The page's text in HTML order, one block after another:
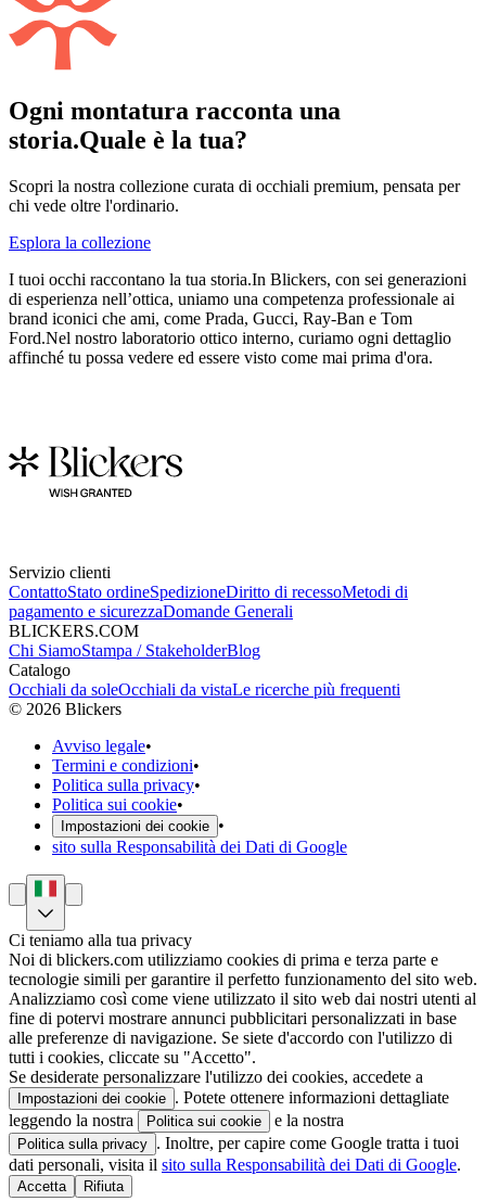
Ogni montatura racconta una
storia.Quale è la tua?
Scopri la nostra collezione curata di occhiali premium, pensata per
chi vede oltre l'ordinario.
Esplora la collezione
I tuoi occhi raccontano la tua storia.In Blickers, con sei generazioni
di esperienza nell’ottica, uniamo una competenza professionale ai
brand iconici che ami, come Prada, Gucci, Ray-Ban e Tom
Ford.Nel nostro laboratorio ottico interno, curiamo ogni dettaglio
affinché tu possa vedere ed essere visto come mai prima d'ora.
Servizio clienti
ContattoStato ordineSpedizioneDiritto di recessoMetodi di
pagamento e sicurezzaDomande Generali
BLICKERS.COM
Chi SiamoStampa / StakeholderBlog
Catalogo
Occhiali da soleOcchiali da vistaLe ricerche più frequenti
© 2026 Blickers
Avviso legale•
Termini e condizioni•
Politica sulla privacy•
Politica sui cookie•
Impostazioni dei cookie •
sito sulla Responsabilità dei Dati di Google
Ci teniamo alla tua privacy
Noi di blickers.com utilizziamo cookies di prima e terza parte e
tecnologie simili per garantire il perfetto funzionamento del sito web.
Analizziamo così come viene utilizzato il sito web dai nostri utenti al
fine di potervi mostrare annunci pubblicitari personalizzati in base
alle preferenze di navigazione. Se siete d'accordo con l'utilizzo di
tutti i cookies, cliccate su "Accetto".
Se desiderate personalizzare l'utilizzo dei cookies, accedete a
Impostazioni dei cookie . Potete ottenere informazioni dettagliate
leggendo la nostra
Politica sui cookie e la nostra
Politica sulla privacy . Inoltre, per capire come Google tratta i tuoi
dati personali, visita il sito sulla Responsabilità dei Dati di Google.
Accetta Rifiuta